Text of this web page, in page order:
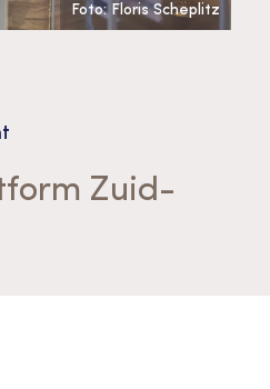
voor
Zuid-
Foto: Floris Scheplitz